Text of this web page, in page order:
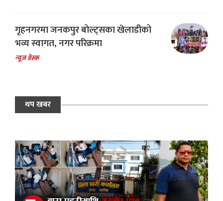
गृहनगरमा जनकपुर बोल्ट्सका खेलाडीको
भव्य स्वागत, नगर परिक्रमा
न्यूज डेस्क
थप खबर